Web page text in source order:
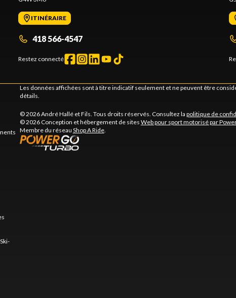
ITINÉRAIRE
418 566-4547
Restez connecté
Les données affichées sont à titre indicatif seulement et ne peuvent être
détails.
© 2026 André Hallé et Fils. Tous droits réservés. Consultez la politique de
© 2026 Conception et hébergement de sites Web pour sport motorisé par
Membre du réseau Shop A Ride.